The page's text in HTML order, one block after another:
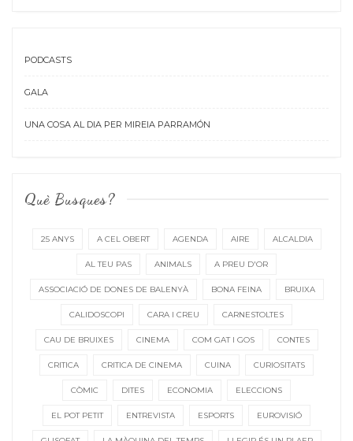
PODCASTS
GALA
UNA COSA AL DIA PER MIREIA PARRAMÓN
Què Busques?
25 ANYS A CEL OBERT AGENDA AIRE ALCALDIA
AL TEU PAS ANIMALS A PREU D'OR
ASSOCIACIÓ DE DONES DE BALENYÀ BONA FEINA BRUIXA
CALIDOSCOPI CARA I CREU CARNESTOLTES
CAU DE BRUIXES CINEMA COM GAT I GOS CONTES
CRITICA CRITICA DE CINEMA CUINA CURIOSITATS
CÒMIC DITES ECONOMIA ELECCIONS
EL POT PETIT ENTREVISTA ESPORTS EUROVISIÓ